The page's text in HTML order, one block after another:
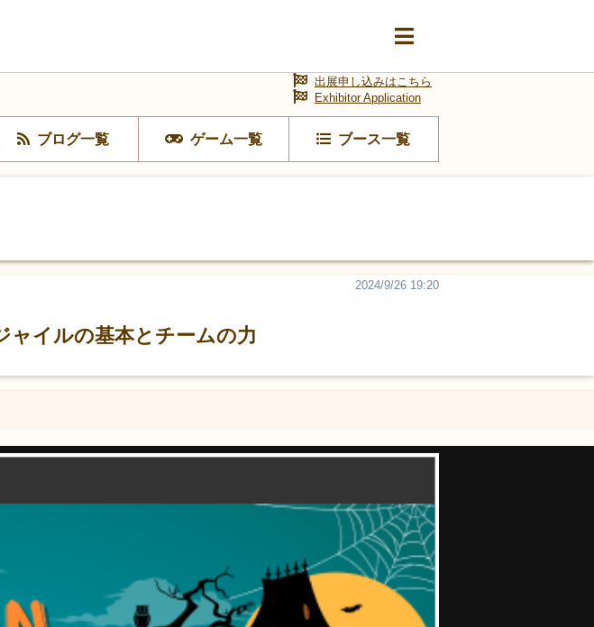
ブログ一覧 ゲーム一覧 ブース一覧
出展申し込みはこちら
Exhibitor Application
イルの基本とチームの力
2024/9/26 19:20